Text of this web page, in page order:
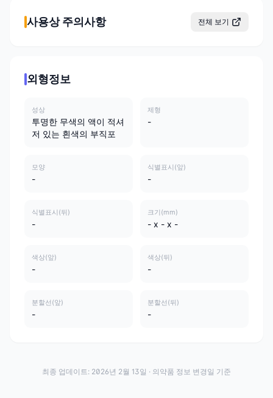
사용상 주의사항 전체 보기
외형정보
성상
투명한 무색의 액이 적셔
저 있는 흰색의 부직포
제형
-
모양
-
식별표시(앞)
-
식별표시(뒤)
-
크기(mm)
- x - x -
색상(앞)
-
색상(뒤)
-
분할선(앞)
-
분할선(뒤)
-
최종 업데이트: 2026년 2월 13일 · 의약품 정보 변경일 기준